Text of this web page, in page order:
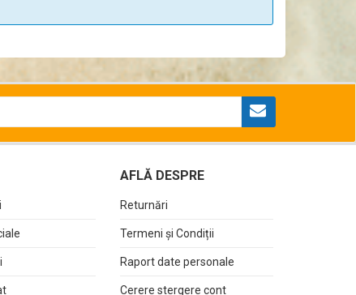
AFLĂ DESPRE
Returnări
Termeni și Condiții
Raport date personale
Cerere stergere cont